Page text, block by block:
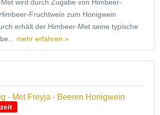
wird durch Zugabe von Himbeer-
Fruchtwein zum Honigwein
erhält der Himbeer-Met seine typische
mehr erfahren »